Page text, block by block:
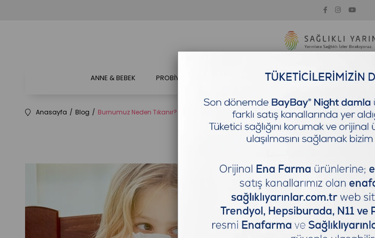
ANNE & BEBEK PROBİYOTİKLER & PREBİYOTİKLER SOĞUK ALGINLIĞI & BAĞIŞIKLIK
Anasayfa Blog Burnumuz Neden Tıkanır?
Burnumuz Neden Tıkanır?